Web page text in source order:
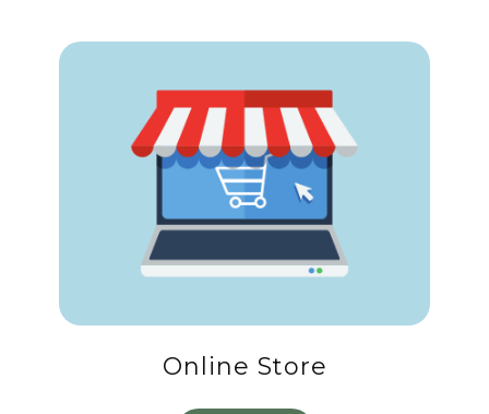
Online Store